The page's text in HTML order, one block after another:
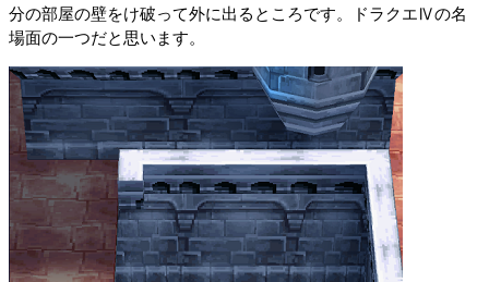
分の部屋の壁をけ破って外に出るところです。ドラクエⅣの名
場面の一つだと思います。